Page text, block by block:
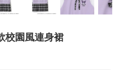
校園風連身裙